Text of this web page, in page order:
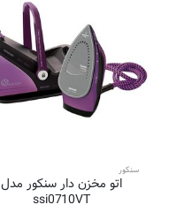
سنکور
اتو مخزن دار سنکور مدل
ssi0710VT